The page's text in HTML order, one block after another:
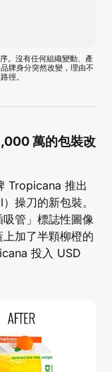
。沒有任何組織變動、產
牌身分突然改變，理由不
徑。
萬的包裝改
Tropicana 推出
操刀的新包裝。
管」標誌性圖像
加了半顆柳橙的
投入 USD